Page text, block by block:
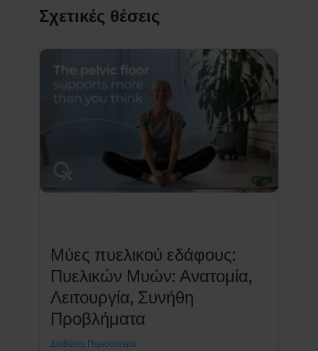
Σχετικές θέσεις
Μύες πυελικού εδάφους:
Πυελικών Μυών: Ανατομία,
Λειτουργία, Συνήθη
Προβλήματα
Διαβάστε Περισσότερα